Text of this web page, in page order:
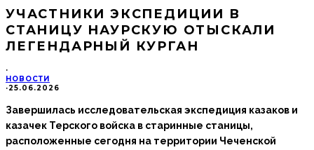
УЧАСТНИКИ ЭКСПЕДИЦИИ В
СТАНИЦУ НАУРСКУЮ ОТЫСКАЛИ
ЛЕГЕНДАРНЫЙ КУРГАН
·
НОВОСТИ
·25.06.2026
Завершилась исследовательская экспедиция казаков и
казачек Терского войска в старинные станицы,
расположенные сегодня на территории Чеченской